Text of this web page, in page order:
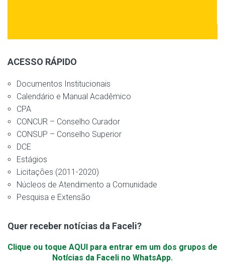
ACESSO RÁPIDO
Documentos Institucionais
Calendário e Manual Acadêmico
CPA
CONCUR – Conselho Curador
CONSUP – Conselho Superior
DCE
Estágios
Licitações (2011-2020)
Núcleos de Atendimento a Comunidade
Pesquisa e Extensão
Quer receber notícias da Faceli?
Clique ou toque AQUI para entrar em um dos grupos de
Notícias da Faceli no WhatsApp.